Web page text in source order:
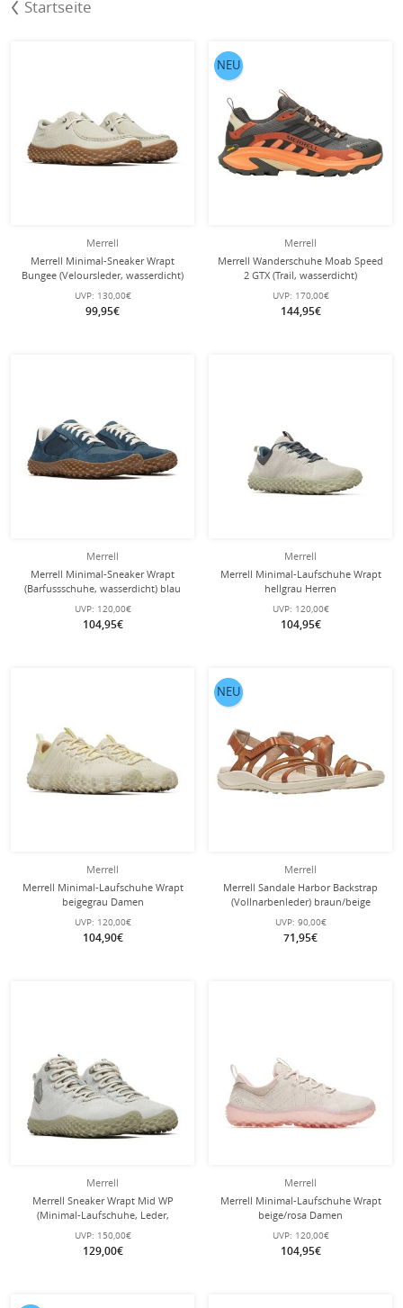
Startseite
Merrell
Merrell Minimal-Sneaker Wrapt
Bungee (Veloursleder, wasserdicht)
UVP: 130,00€
99,95€
Merrell
Merrell Wanderschuhe Moab Speed
2 GTX (Trail, wasserdicht)
UVP: 170,00€
144,95€
NEU
Merrell
Merrell Minimal-Sneaker Wrapt
(Barfussschuhe, wasserdicht) blau
UVP: 120,00€
104,95€
Merrell
Merrell Minimal-Laufschuhe Wrapt
hellgrau Herren
UVP: 120,00€
104,95€
Merrell
Merrell Minimal-Laufschuhe Wrapt
beigegrau Damen
UVP: 120,00€
104,90€
Merrell
Merrell Sandale Harbor Backstrap
(Vollnarbenleder) braun/beige
UVP: 90,00€
71,95€
NEU
Merrell
Merrell Sneaker Wrapt Mid WP
(Minimal-Laufschuhe, Leder,
UVP: 150,00€
129,00€
Merrell
Merrell Minimal-Laufschuhe Wrapt
beige/rosa Damen
UVP: 120,00€
104,95€